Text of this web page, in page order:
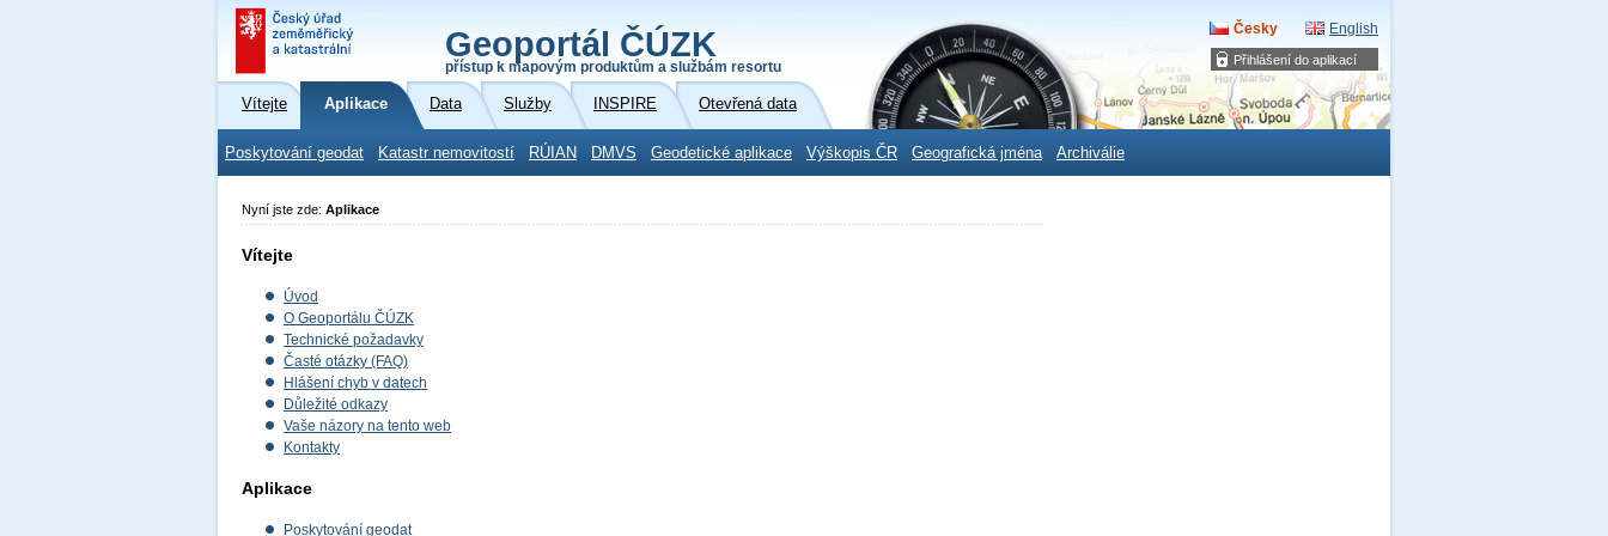
Přihlášení do aplikací
Geoportál ČÚZK
přístup k mapovým produktům a službám resortu
Česky English
Vítejte Aplikace Data Služby INSPIRE Otevřená data
Poskytování geodat Katastr nemovitostí RÚIAN DMVS Geodetické aplikace Výškopis ČR Geografická jména Archiválie
Nyní jste zde: Aplikace
Vítejte
Úvod
O Geoportálu ČÚZK
Technické požadavky
Časté otázky (FAQ)
Hlášení chyb v datech
Důležité odkazy
Vaše názory na tento web
Kontakty
Aplikace
Poskytování geodat